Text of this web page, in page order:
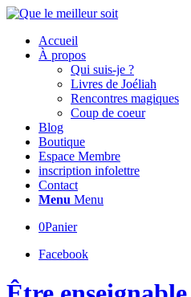
Accueil
À propos
Qui suis-je ?
Livres de Joéliah
Rencontres magiques
Coup de coeur
Blog
Boutique
Espace Membre
inscription infolettre
Contact
Menu Menu
0Panier
Facebook